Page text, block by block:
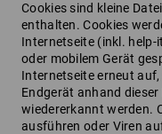
Cookies sind kleine
enthalten. Cookies
Internetseite (inkl.
oder mobilem Gerät
Internetseite erneut
Endgerät anhand
wiedererkannt werden.
ausführen oder Viren